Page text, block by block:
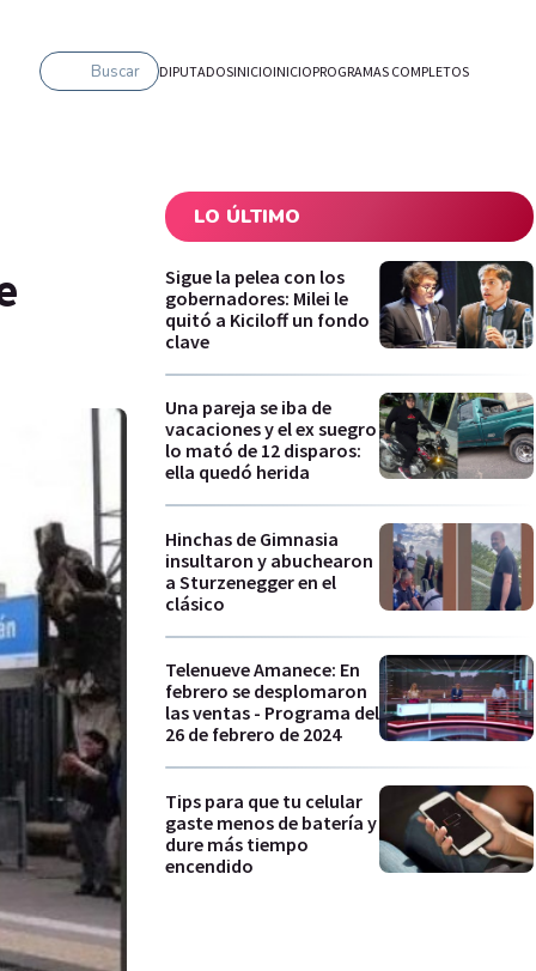
Buscar DIPUTADOSINICIOINICIOPROGRAMAS COMPLETOS
LO ÚLTIMO
Sigue la pelea con los
gobernadores: Milei le
quitó a Kiciloff un fondo
clave
Una pareja se iba de
vacaciones y el ex suegro
lo mató de 12 disparos:
ella quedó herida
Hinchas de Gimnasia
insultaron y abuchearon
a Sturzenegger en el
clásico
Telenueve Amanece: En
febrero se desplomaron
las ventas - Programa del
26 de febrero de 2024
Tips para que tu celular
gaste menos de batería y
dure más tiempo
encendido